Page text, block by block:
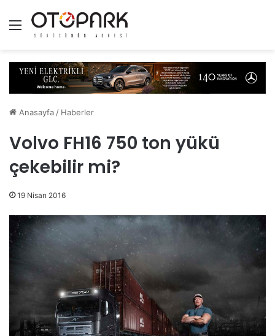
Menü
Anasayfa / Haberler
Volvo FH16 750 ton yükü
çekebilir mi?
19 Nisan 2016